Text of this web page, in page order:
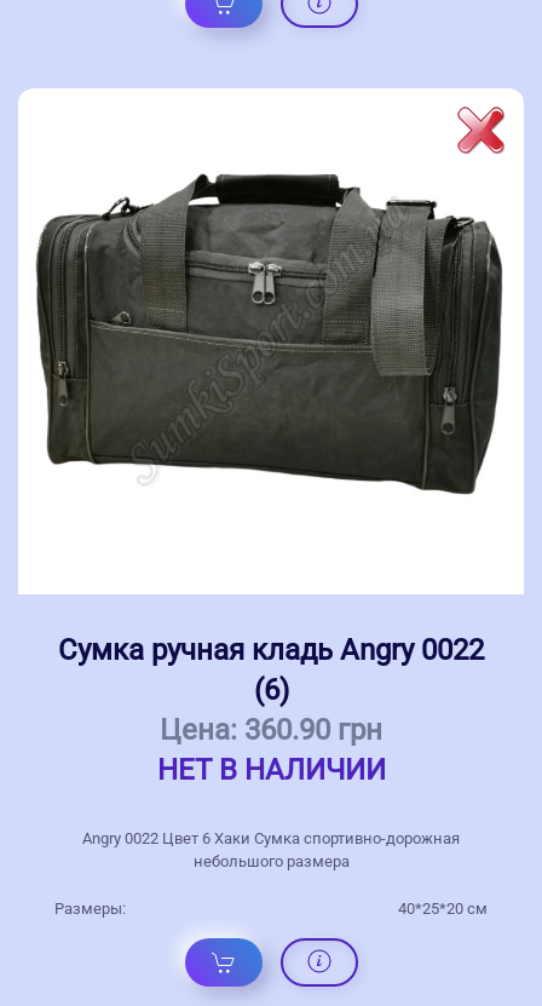
Сумка ручная кладь Angry 0022
(6)
Цена: 360.90 грн
НЕТ В НАЛИЧИИ
Angry 0022 Цвет 6 Хаки Сумка спортивно-дорожная
небольшого размера
Размеры: 40*25*20 см